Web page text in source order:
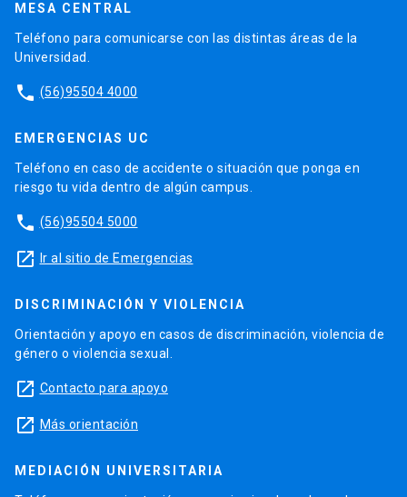
MESA CENTRAL
Teléfono para comunicarse con las distintas áreas de la
Universidad.
phone (56)95504 4000
EMERGENCIAS UC
Teléfono en caso de accidente o situación que ponga en
riesgo tu vida dentro de algún campus.
phone (56)95504 5000
launch Ir al sitio de Emergencias
DISCRIMINACIÓN Y VIOLENCIA
Orientación y apoyo en casos de discriminación, violencia de
género o violencia sexual.
launch Contacto para apoyo
launch Más orientación
MEDIACIÓN UNIVERSITARIA